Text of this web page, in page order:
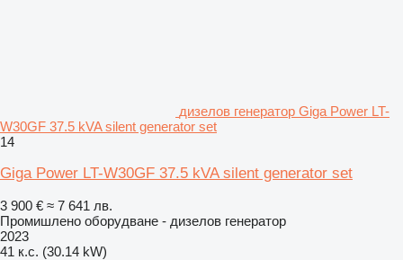
дизелов генератор Giga Power LT-
W30GF 37.5 kVA silent generator set
14
Giga Power LT-W30GF 37.5 kVA silent generator set
3 900 € ≈ 7 641 лв.
Промишлено оборудване - дизелов генератор
2023
41 к.с. (30.14 kW)